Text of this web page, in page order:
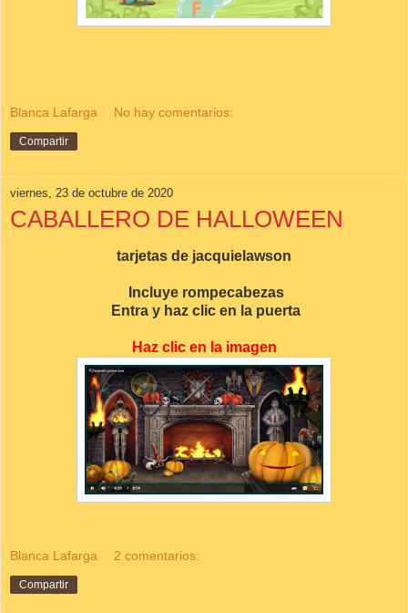
Blanca Lafarga No hay comentarios:
Compartir
viernes, 23 de octubre de 2020
CABALLERO DE HALLOWEEN
tarjetas de jacquielawson
Incluye rompecabezas
Entra y haz clic en la puerta
Haz clic en la imagen
Blanca Lafarga 2 comentarios:
Compartir